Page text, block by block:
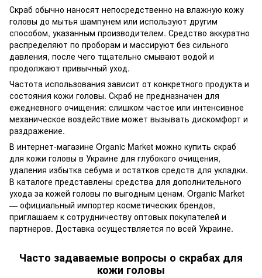
Скраб обычно наносят непосредственно на влажную кожу
головы до мытья шампунем или используют другим
способом, указанным производителем. Средство аккуратно
распределяют по проборам и массируют без сильного
давления, после чего тщательно смывают водой и
продолжают привычный уход.
Частота использования зависит от конкретного продукта и
состояния кожи головы. Скраб не предназначен для
ежедневного очищения: слишком частое или интенсивное
механическое воздействие может вызывать дискомфорт и
раздражение.
В интернет-магазине Organic Market можно купить скраб
для кожи головы в Украине для глубокого очищения,
удаления избытка себума и остатков средств для укладки.
В каталоге представлены средства для дополнительного
ухода за кожей головы по выгодным ценам. Organic Market
— официальный импортер косметических брендов,
приглашаем к сотрудничеству оптовых покупателей и
партнеров. Доставка осуществляется по всей Украине.
Часто задаваемые вопросы о скрабах для
кожи головы